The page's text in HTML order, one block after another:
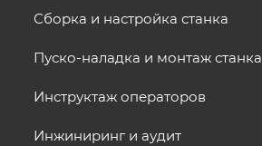
Сборка и настройка станка
Пуско-наладка и монтаж станка
Инструктаж операторов
Инжиниринг и аудит